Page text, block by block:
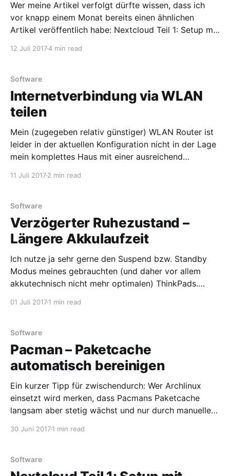
Wer meine Artikel verfolgt dürfte wissen, dass ich
vor knapp einem Monat bereits einen ähnlichen
Artikel veröffentlich habe: Nextcloud Teil 1: Setup mit
bis ich dann eines
12 Juli 20174 min read
Software
Internetverbindung via WLAN
teilen
Mein (zugegeben relativ günstiger) WLAN Router ist
leider in der aktuellen Konfiguration nicht in der Lage
mein komplettes Haus mit einer ausreichend
im Schlafzimmer ist die Abdeckung nicht optimal. Am
11 Juli 20172 min read
Software
Verzögerter Ruhezustand –
Längere Akkulaufzeit
Ich nutze ja sehr gerne den Suspend bzw. Standby
Modus meines gebrauchten (und daher vor allem
akkutechnisch nicht mehr optimalen) ThinkPads.
das Laptop so herumliegen lasse ist auch hier
01 Juli 20171 min read
Software
Pacman – Paketcache
automatisch bereinigen
Ein kurzer Tipp für zwischendurch: Wer Archlinux
einsetzt wird merken, dass Pacmans Paketcache
langsam aber stetig wächst und nur durch manuelles
übernimmt. Es ist lediglich nötig das Paket zu
30 Juni 20171 min read
Software